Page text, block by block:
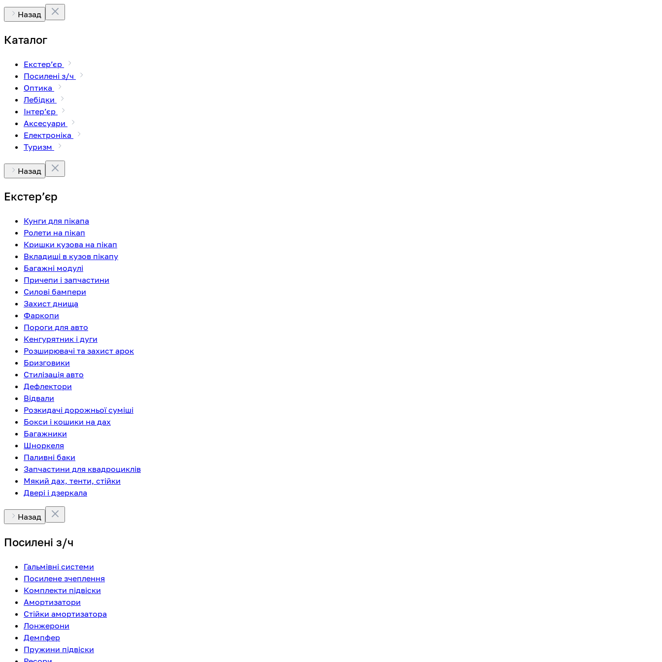
Назад
Каталог
Екстерʼєр
Посилені з/ч
Оптика
Лебідки
Інтерʼєр
Аксесуари
Електроніка
Туризм
Назад
Екстерʼєр
Кунги для пікапа
Ролети на пікап
Кришки кузова на пікап
Вкладиші в кузов пікапу
Багажні модулі
Причепи і запчастини
Силові бампери
Захист днища
Фаркопи
Пороги для авто
Кенгурятник і дуги
Розширювачі та захист арок
Бризговики
Стилізація авто
Дефлектори
Відвали
Розкидачі дорожньої суміші
Бокси і кошики на дах
Багажники
Шноркеля
Паливні баки
Запчастини для квадроциклів
Мякий дах, тенти, стійки
Двері і дзеркала
Назад
Посилені з/ч
Гальмівні системи
Посилене зчеплення
Комплекти підвіски
Амортизатори
Стійки амортизатора
Лонжерони
Демпфер
Пружини підвіски